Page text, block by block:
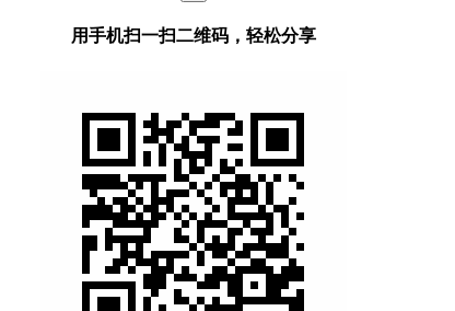
用手机扫一扫二维码，轻松分享